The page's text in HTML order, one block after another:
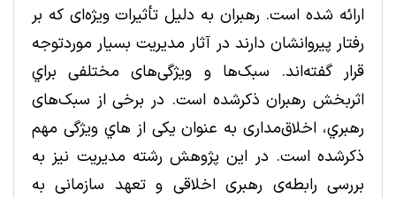
ارائه ‌شده است. رهبران به دلیل تأثیرات ویژه‌ای که بر
رفتار پیروانشان دارند در آثار مدیریت بسیار موردتوجه
قرار گفته‌اند. سبک‌ها و ویژگی‌های مختلفی براي
اثربخش رهبران ذکرشده است. در برخی از سبک‌های
رهبري، اخلاق‌مداری به عنوان یکی از هاي ویژگی مهم
ذکرشده است. در این پژوهش رشته مدیریت نیز به
بررسی رابطه‌ی رهبری اخلاقی و تعهد سازمانی به